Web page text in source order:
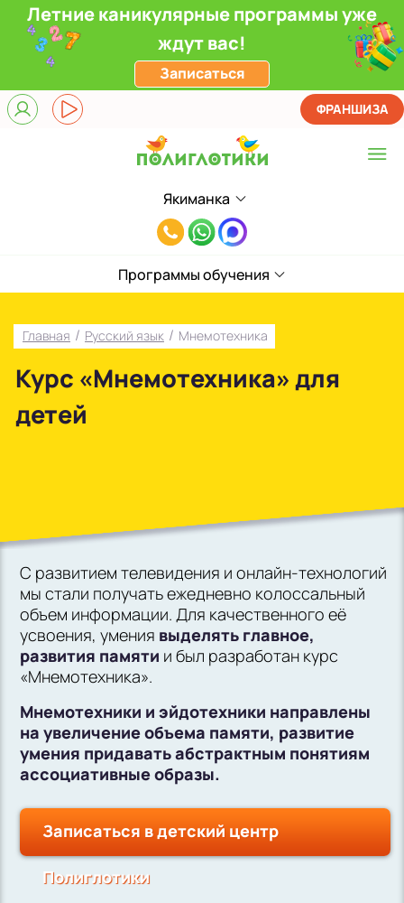
Летние каникулярные программы уже
ждут вас!
Записаться
Якиманка
Выберите центр
Верхние Лихоборы
ЖК Прокшино
Фили
Якиманка
на Домодедовской
на Коломенской
в Московской
области
Показать на карте
8(495)985-
78
ФРАНШИЗА
Программы обучения
Главная / Русский язык / Мнемотехника
Курс «Мнемотехника» для
детей
С развитием телевидения и онлайн-технологий
мы стали получать ежедневно колоссальный
объем информации. Для качественного её
усвоения, умения выделять главное,
развития памяти и был разработан курс
«Мнемотехника».
Мнемотехники и эйдотехники направлены
на увеличение объема памяти, развитие
умения придавать абстрактным понятиям
ассоциативные образы.
Записаться в детский центр
Полиглотики